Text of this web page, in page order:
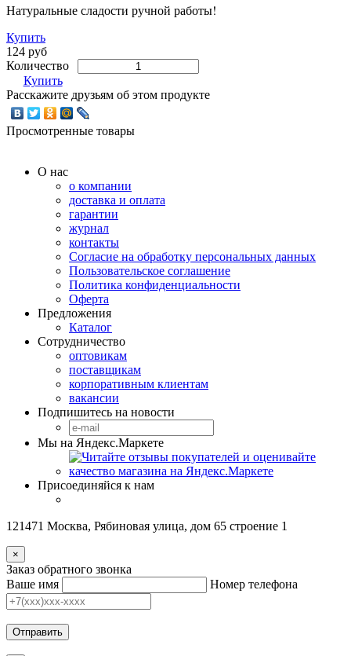
Натуральные сладости ручной работы!
Купить
124 руб
Количество
Купить
Расскажите друзьям об этом продукте
Просмотренные товары
О нас
о компании
доставка и оплата
гарантии
журнал
контакты
Согласие на обработку персональных данных
Пользовательское соглашение
Политика конфиденциальности
Оферта
Предложения
Каталог
Сотрудничество
оптовикам
поставщикам
корпоративным клиентам
вакансии
Подпишитесь на новости
Мы на Яндекс.Маркете
Присоединяйся к нам
121471 Москва, Рябиновая улица, дом 65 строение 1
×
Заказ обратного звонка
Ваше имя
Номер телефона
Отправить